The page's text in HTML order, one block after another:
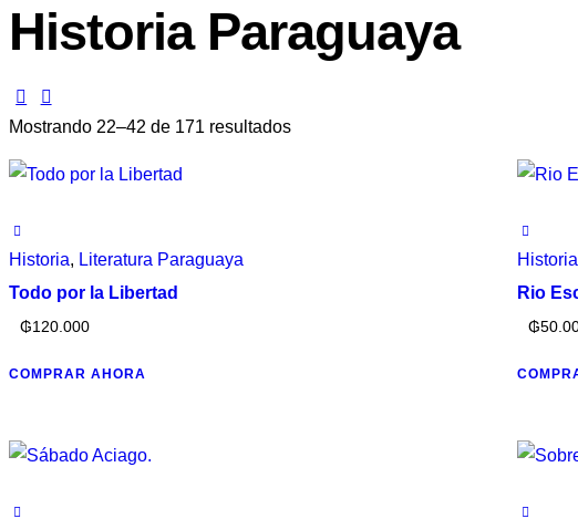
Historia Paraguaya
Mostrando 22–42 de 171 resultados
Historia, Literatura Paraguaya
Todo por la Libertad
₲120.000
COMPRAR AHORA
Historia
Rio
₲